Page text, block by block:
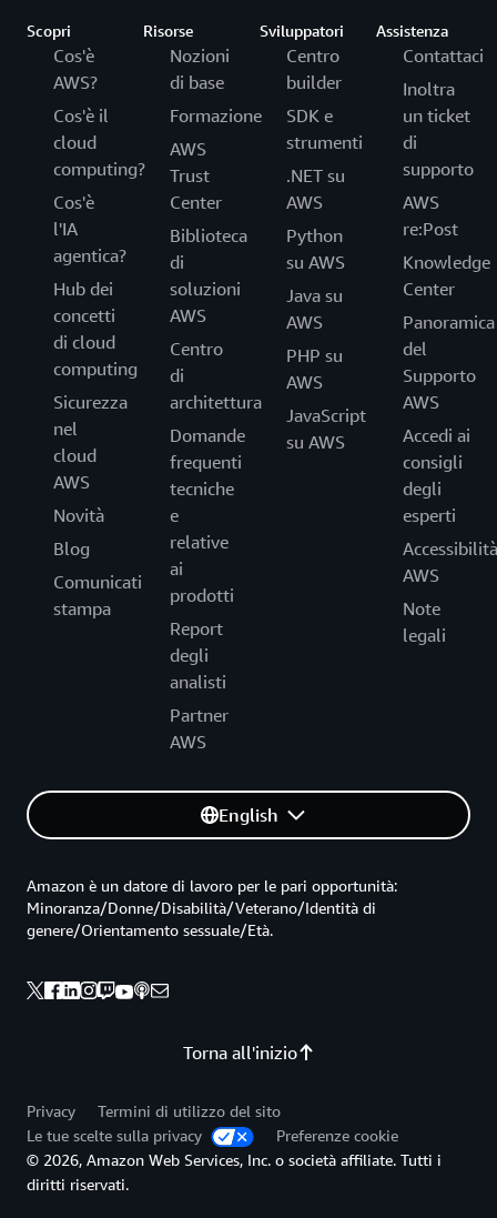
Scopri
Cos'è
AWS?
Cos'è il
cloud
computing?
Cos'è
l'IA
agentica?
Hub dei
concetti
di cloud
computing
Sicurezza
nel
cloud
AWS
Novità
Blog
Comunicati
stampa
Risorse
Nozioni
di base
Formazione
AWS
Trust
Center
Biblioteca
di
soluzioni
AWS
Centro
di
architettura
Domande
frequenti
tecniche
e
relative
ai
prodotti
Report
degli
analisti
Partner
AWS
Sviluppatori
Centro
builder
SDK e
strumenti
.NET su
AWS
Python
su AWS
Java su
AWS
PHP su
AWS
JavaScript
su AWS
Assistenza
Contattaci
Inoltra
un ticket
di
supporto
AWS
re:Post
Knowledge
Center
Panoramica
del
Supporto
AWS
Accedi ai
consigli
degli
esperti
Accessibilità
AWS
Note
legali
English
Torna all'inizio
Amazon è un datore di lavoro per le pari opportunità:
Minoranza/Donne/Disabilità/Veterano/Identità di
genere/Orientamento sessuale/Età.
Privacy
Termini di utilizzo del sito
Le tue scelte sulla privacy
Preferenze cookie
© 2026, Amazon Web Services, Inc. o società affiliate. Tutti i
diritti riservati.